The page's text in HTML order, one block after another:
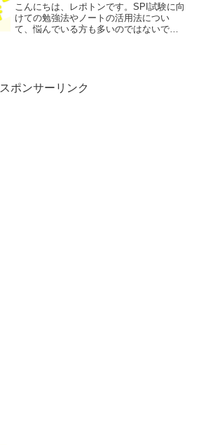
こんにちは、レポトンです。SPI試験に向
けての勉強法やノートの活用法につい
て、悩んでいる方も多いのではないでし
スポンサーリンク